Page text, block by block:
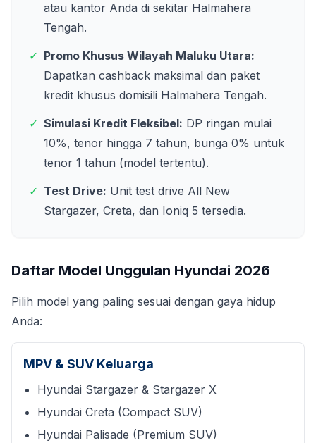
atau kantor Anda di sekitar Halmahera
Tengah.
✓ Promo Khusus Wilayah Maluku Utara:
Dapatkan cashback maksimal dan paket
kredit khusus domisili Halmahera Tengah.
✓ Simulasi Kredit Fleksibel: DP ringan mulai
10%, tenor hingga 7 tahun, bunga 0% untuk
tenor 1 tahun (model tertentu).
✓ Test Drive: Unit test drive All New
Stargazer, Creta, dan Ioniq 5 tersedia.
Daftar Model Unggulan Hyundai 2026
Pilih model yang paling sesuai dengan gaya hidup
Anda:
MPV & SUV Keluarga
Hyundai Stargazer & Stargazer X
Hyundai Creta (Compact SUV)
Hyundai Palisade (Premium SUV)